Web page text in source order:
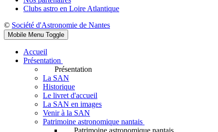
Clubs astro en Loire Atlantique
© Société d'Astronomie de Nantes
Mobile Menu Toggle
Accueil
Présentation
Présentation
La SAN
Historique
Le livret d'accueil
La SAN en images
Venir à la SAN
Patrimoine astronomique nantais
Patrimoine astronomique nantais